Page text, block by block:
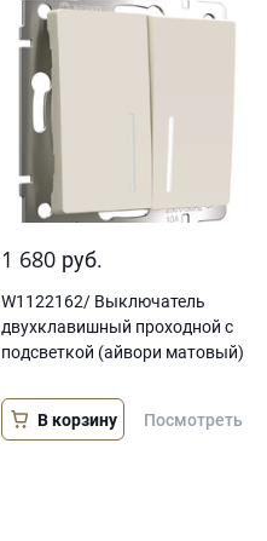
1 680 руб.
W1122162/ Выключатель
двухклавишный проходной с
подсветкой (айвори матовый)
В корзину Посмотреть